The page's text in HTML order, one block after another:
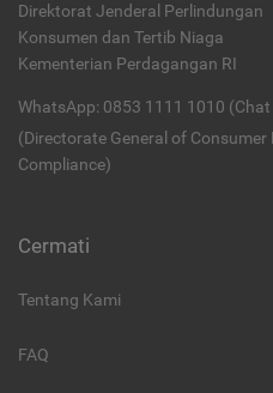
Direktorat Jenderal Perlindungan
Konsumen dan Tertib Niaga
Kementerian Perdagangan RI
WhatsApp: 0853 1111 1010 (Chat
(Directorate General of
Compliance)
Cermati
Tentang Kami
FAQ